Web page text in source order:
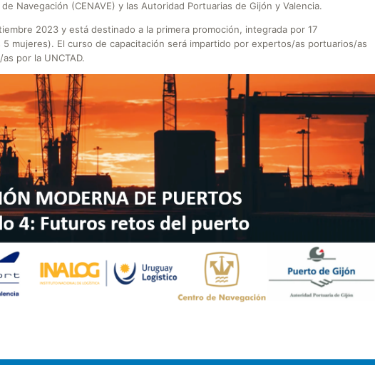
Navegación (CENAVE) y las Autoridad Portuarias de Gijón y Valencia.
2023 y está destinado a la primera promoción, integrada por 17
mujeres). El curso de capacitación será impartido por expertos/as portuarios/as
por la UNCTAD.